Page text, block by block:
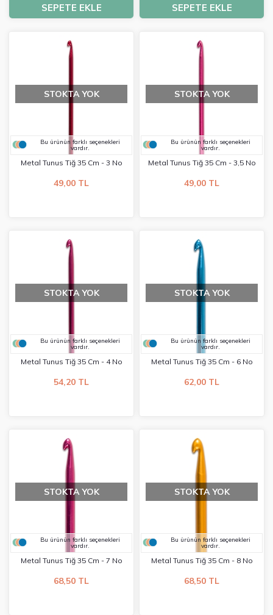
SEPETE EKLE SEPETE EKLE
STOKTA YOK
Bu ürünün farklı seçenekleri
vardır.
Metal Tunus Tiğ 35 Cm - 3 No
49,00 TL
STOKTA YOK
Bu ürünün farklı seçenekleri
vardır.
Metal Tunus Tiğ 35 Cm - 3,5 No
49,00 TL
STOKTA YOK
Bu ürünün farklı seçenekleri
vardır.
Metal Tunus Tiğ 35 Cm - 4 No
54,20 TL
STOKTA YOK
Bu ürünün farklı seçenekleri
vardır.
Metal Tunus Tiğ 35 Cm - 6 No
62,00 TL
STOKTA YOK
Bu ürünün farklı seçenekleri
vardır.
Metal Tunus Tiğ 35 Cm - 7 No
68,50 TL
STOKTA YOK
Bu ürünün farklı seçenekleri
vardır.
Metal Tunus Tiğ 35 Cm - 8 No
68,50 TL